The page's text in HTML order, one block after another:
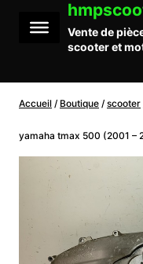
contenu
Vente de
scooter et
Accueil / Boutique / scooter
yamaha tmax 500 (2001 –